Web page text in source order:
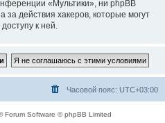
«Мультики», ни phpBB
за действия хакеров, которые могут
к ней.
Часовой пояс: UTC+03:00
Forum Software © phpBB Limited